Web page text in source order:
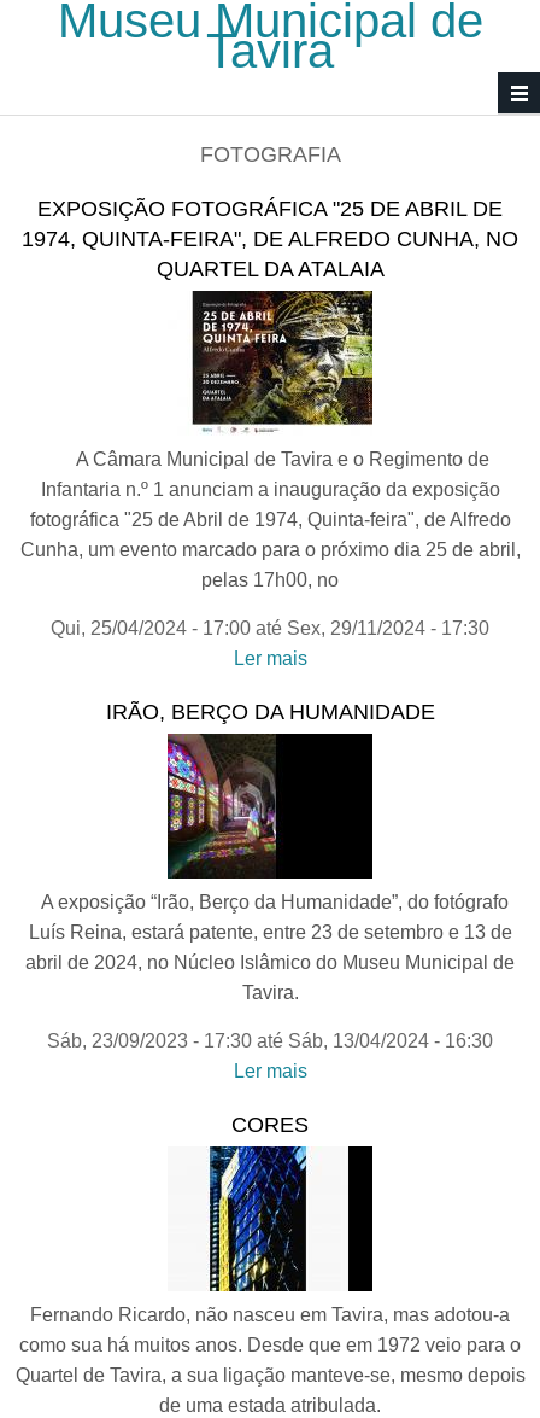
Passar para o conteúdo principal
Museu Municipal de
Tavira
FOTOGRAFIA
EXPOSIÇÃO FOTOGRÁFICA "25 DE ABRIL DE
1974, QUINTA-FEIRA", DE ALFREDO CUNHA, NO
QUARTEL DA ATALAIA
A Câmara Municipal de Tavira e o Regimento de
Infantaria n.º 1 anunciam a inauguração da exposição
fotográfica "25 de Abril de 1974, Quinta-feira", de Alfredo
Cunha, um evento marcado para o próximo dia 25 de abril,
pelas 17h00, no
Qui, 25/04/2024 - 17:00 até Sex, 29/11/2024 - 17:30
Ler mais
1974, Quinta-Feira", de
IRÃO, BERÇO DA HUMANIDADE
A exposição “Irão, Berço da Humanidade”, do fotógrafo
Luís Reina, estará patente, entre 23 de setembro e 13 de
abril de 2024, no Núcleo Islâmico do Museu Municipal de
Tavira.
Sáb, 23/09/2023 - 17:30 até Sáb, 13/04/2024 - 16:30
Ler mais
CORES
Fernando Ricardo, não nasceu em Tavira, mas adotou-a
como sua há muitos anos. Desde que em 1972 veio para o
Quartel de Tavira, a sua ligação manteve-se, mesmo depois
de uma estada atribulada.